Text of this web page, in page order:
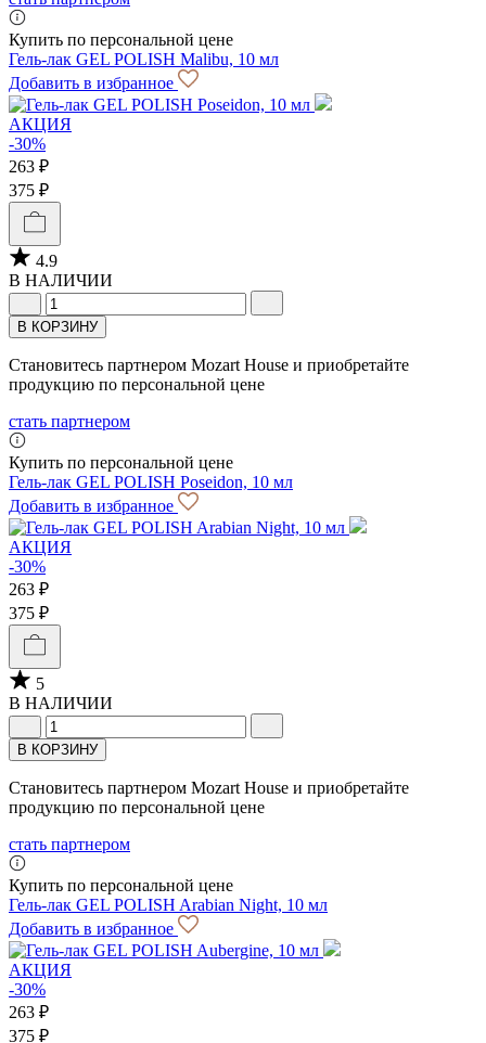
Купить по персональной цене
Гель-лак GEL POLISH Malibu, 10 мл
Добавить в избранное
АКЦИЯ
-30%
263 ₽
375 ₽
4.9
В НАЛИЧИИ
В КОРЗИНУ
Становитесь партнером Mozart House и приобретайте
продукцию по персональной цене
стать партнером
Купить по персональной цене
Гель-лак GEL POLISH Poseidon, 10 мл
Добавить в избранное
АКЦИЯ
-30%
263 ₽
375 ₽
5
В НАЛИЧИИ
В КОРЗИНУ
Становитесь партнером Mozart House и приобретайте
продукцию по персональной цене
стать партнером
Купить по персональной цене
Гель-лак GEL POLISH Arabian Night, 10 мл
Добавить в избранное
АКЦИЯ
-30%
263 ₽
375 ₽